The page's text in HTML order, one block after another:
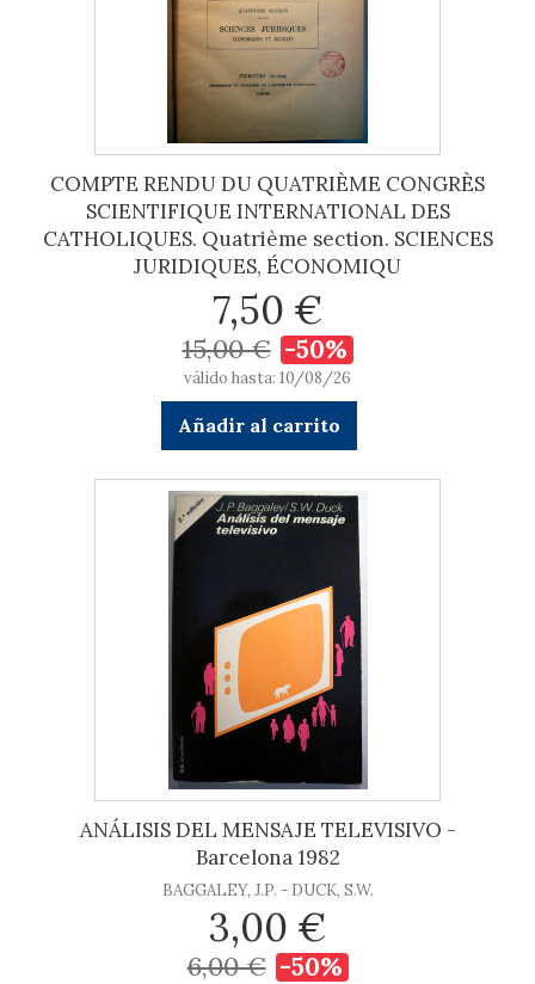
COMPTE RENDU DU QUATRIÈME CONGRÈS
SCIENTIFIQUE INTERNATIONAL DES
CATHOLIQUES. Quatrième section. SCIENCES
JURIDIQUES, ÉCONOMIQU
7,50 €
15,00 € -50%
válido hasta: 10/08/26
Añadir al carrito
ANÁLISIS DEL MENSAJE TELEVISIVO -
Barcelona 1982
BAGGALEY, J.P. - DUCK, S.W.
3,00 €
6,00 € -50%